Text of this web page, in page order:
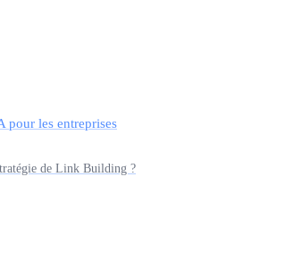
pour les entreprises
de Link Building ?